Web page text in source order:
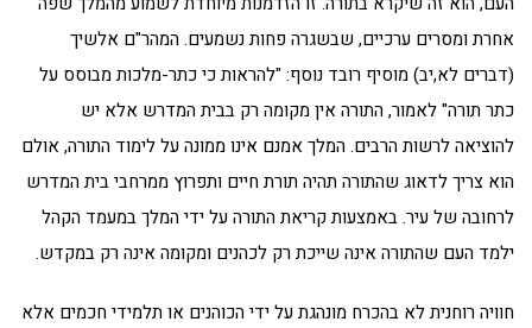
אחרת ומסרים ערכיים, שבשגרה פחות נשמעים. המהר"ם אלשיך
(דברים לא,יב) מוסיף רובד נוסף: "להראות כי כתר-מלכות מבוסס על
כתר תורה" לאמור, התורה אין מקומה רק בבית המדרש אלא יש
להוציאה לרשות הרבים. המלך אמנם אינו ממונה על לימוד התורה, אולם
הוא צריך לדאוג שהתורה תהיה תורת חיים ותפרוץ ממרחבי בית המדרש
לרחובה של עיר. באמצעות קריאת התורה על ידי המלך במעמד הקהל
ילמד העם שהתורה אינה שייכת רק לכהנים ומקומה אינה רק במקדש.
חוויה רוחנית לא בהכרח מונהגת על ידי הכוהנים או תלמידי חכמים אלא